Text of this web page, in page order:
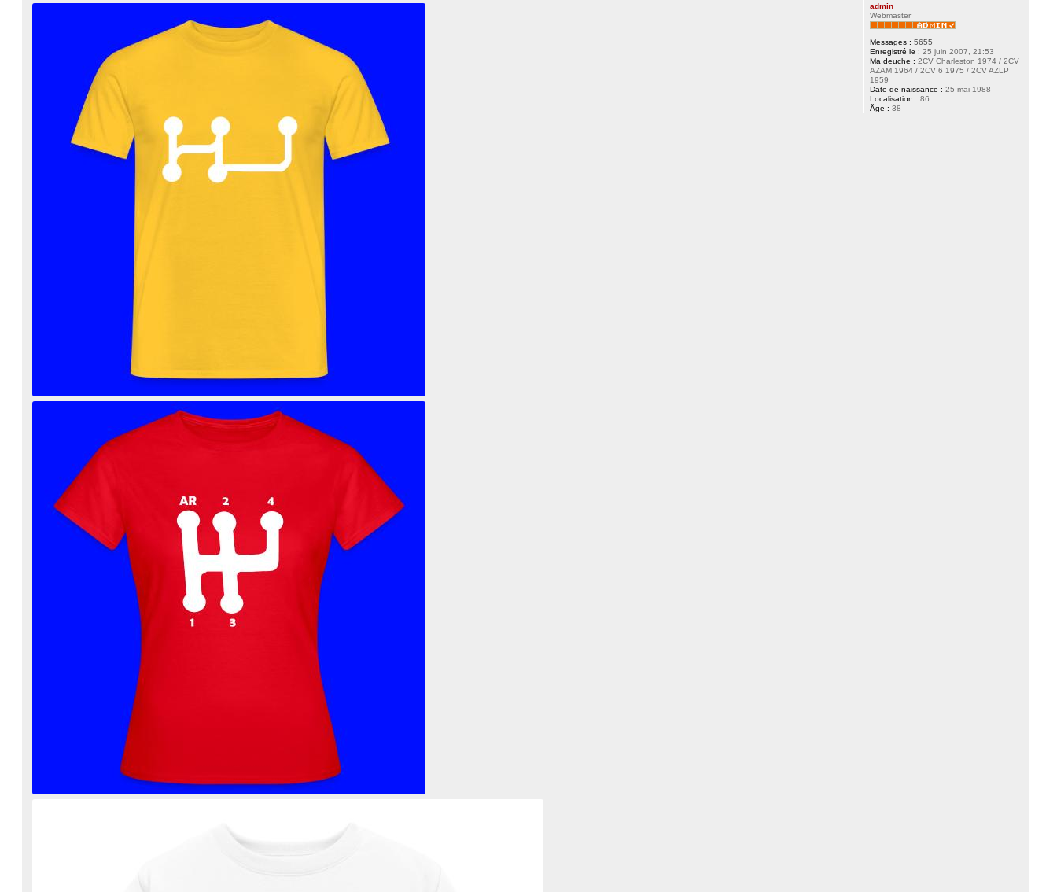
admin
Webmaster
Messages : 5655
Enregistré le : 25 juin 2007, 21:53
Ma deuche : 2CV Charleston 1974 / 2CV
AZAM 1964 / 2CV 6 1975 / 2CV AZLP
1959
Date de naissance : 25 mai 1988
Localisation : 86
Âge : 38